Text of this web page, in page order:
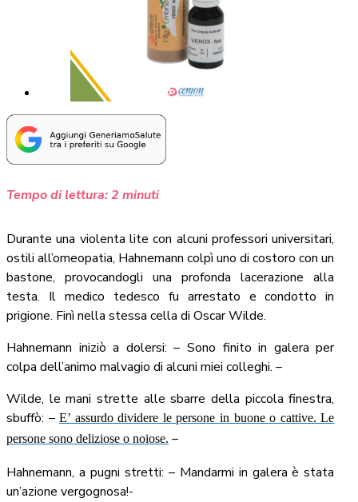
Tempo di lettura:2 minuti
Durante una violenta lite con alcuni professori universitari,
ostili all’omeopatia, Hahnemann colpì uno di costoro con un
bastone, provocandogli una profonda lacerazione alla
testa. Il medico tedesco fu arrestato e condotto in
prigione. Finì nella stessa cella di Oscar Wilde.
Hahnemann iniziò a dolersi: – Sono finito in galera per
colpa dell’animo malvagio di alcuni miei colleghi. –
Wilde, le mani strette alle sbarre della piccola finestra,
sbuffò: –E’ assurdo dividere le persone in buone o cattive. Le
persone sono deliziose o noiose. –
Hahnemann, a pugni stretti: – Mandarmi in galera è stata
un’azione vergognosa!-